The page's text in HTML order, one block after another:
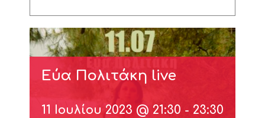
Εύα Πολιτάκη live
11 Ιουλίου 2023 @ 21:30 - 23:30